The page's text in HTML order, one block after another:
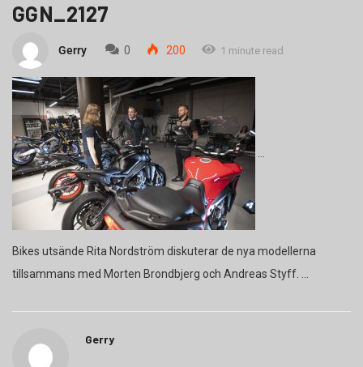
GGN_2127
Gerry 0 200 1 minute read
Bikes utsände Rita Nordström diskuterar de nya modellerna
tillsammans med Morten Brondbjerg och Andreas Styff.
Gerry